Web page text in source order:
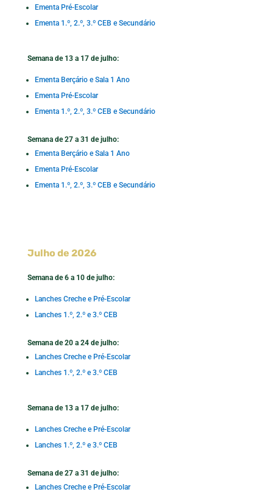
Ementa Pré-Escolar
Ementa 1.º, 2.º, 3.º CEB e Secundário
Semana de 13 a 17 de julho:
Ementa Berçário e Sala 1 Ano
Ementa Pré-Escolar
Ementa 1.º, 2.º, 3.º CEB e Secundário
Semana de 27 a 31 de julho:
Ementa Berçário e Sala 1 Ano
Ementa Pré-Escolar
Ementa 1.º, 2.º, 3.º CEB e Secundário
Julho de 2026
Semana de 6 a 10 de julho:
Lanches Creche e Pré-Escolar
Lanches 1.º, 2.º e 3.º CEB
Semana de 20 a 24 de julho:
Lanches Creche e Pré-Escolar
Lanches 1.º, 2.º e 3.º CEB
Semana de 13 a 17 de julho:
Lanches Creche e Pré-Escolar
Lanches 1.º, 2.º e 3.º CEB
Semana de 27 a 31 de julho:
Lanches Creche e Pré-Escolar